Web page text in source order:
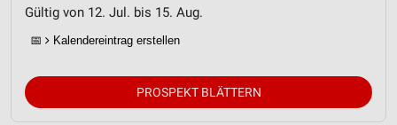
Gültig von 12. Jul. bis 15. Aug.
📅 Kalendereintrag erstellen
PROSPEKT BLÄTTERN